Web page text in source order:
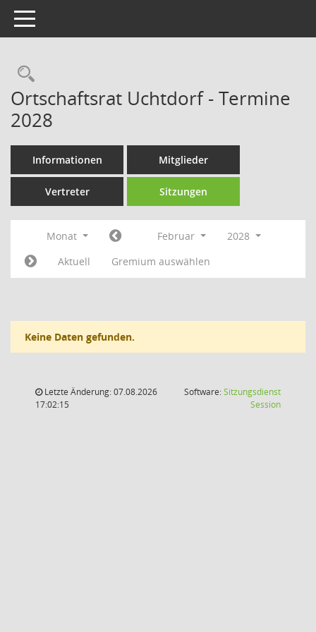
Toggle navigation
Rechercheauswahl
Ortschaftsrat Uchtdorf - Termine
2028
Informationen Mitglieder
Vertreter Sitzungen
Monat Februar
2028
Aktuell
Gremium auswählen
Keine Daten gefunden.
Letzte Änderung: 07.08.2026
17:02:15
Software:Sitzungsdienst
Session(Wird in